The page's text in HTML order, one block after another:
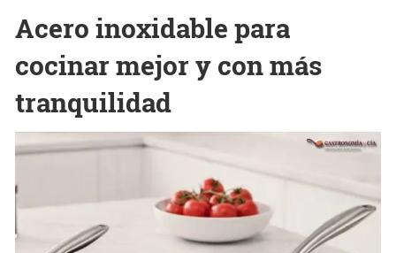
Acero inoxidable para
cocinar mejor y con más
tranquilidad